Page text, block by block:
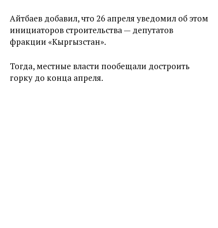
Айтбаев добавил, что 26 апреля уведомил об этом
инициаторов строительства — депутатов
фракции «Кыргызстан».
Тогда, местные власти пообещали достроить
горку до конца апреля.